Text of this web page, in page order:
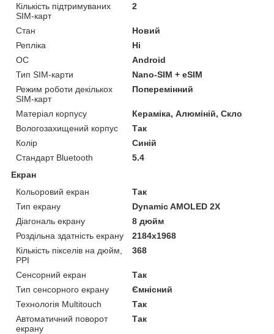
Кількість підтримуваних
SIM-карт
2
Стан
Новий
Репліка
Ні
ОС
Android
Тип SIM-карти
Nano-SIM + eSIM
Режим роботи декількох
SIM-карт
Поперемінний
Матеріал корпусу
Кераміка, Алюміній, Скло
Вологозахищений корпус
Так
Колір
Синій
Стандарт Bluetooth
5.4
Екран
Кольоровий екран
Так
Тип екрану
Dynamic AMOLED 2Х
Діагональ екрану
8 дюйм
Роздільна здатність екрану
2184x1968
Кількість пікселів на дюйм,
PPI
368
Сенсорний екран
Так
Тип сенсорного екрану
Ємнісний
Технологія Multitouch
Так
Автоматичний поворот
екрану
Так